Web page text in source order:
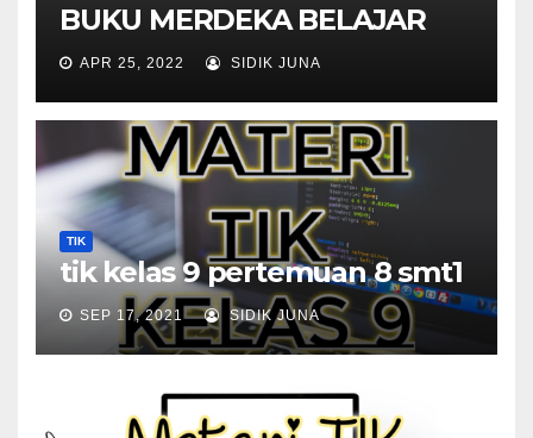
BUKU MERDEKA BELAJAR
APR 25, 2022 SIDIK JUNA
TIK
tik kelas 9 pertemuan 8 smt1
SEP 17, 2021 SIDIK JUNA